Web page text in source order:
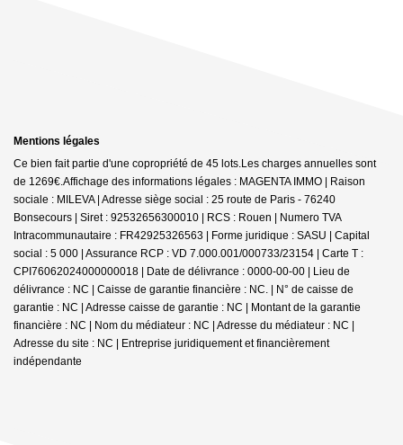
Mentions légales
Ce bien fait partie d'une copropriété de 45 lots.Les charges annuelles sont
de 1269€.Affichage des informations légales : MAGENTA IMMO | Raison
sociale : MILEVA | Adresse siège social : 25 route de Paris - 76240
Bonsecours | Siret : 92532656300010 | RCS : Rouen | Numero TVA
Intracommunautaire : FR42925326563 | Forme juridique : SASU | Capital
social : 5 000 | Assurance RCP : VD 7.000.001/000733/23154 | Carte T :
CPI76062024000000018 | Date de délivrance : 0000-00-00 | Lieu de
délivrance : NC | Caisse de garantie financière : NC. | N° de caisse de
garantie : NC | Adresse caisse de garantie : NC | Montant de la garantie
financière : NC | Nom du médiateur : NC | Adresse du médiateur : NC |
Adresse du site : NC | Entreprise juridiquement et financièrement
indépendante